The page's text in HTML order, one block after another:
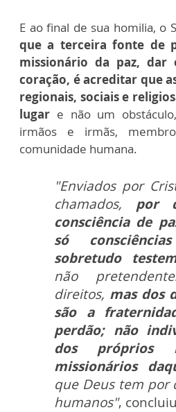
E ao final de sua homilia, o
que a terceira fonte de
missionário da paz, dar
coração, é acreditar que
regionais, sociais e
lugar e não um
irmãos e irmãs,
comunidade humana.
"Enviados por
chamados, por
consciência de
só
sobretudo
não
direitos, mas dos
são a
perdão; não
dos próprios
missionários
que Deus tem por
humanos",